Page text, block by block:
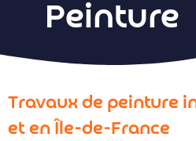
Peinture
Travaux de peinture
et en Île-de-France